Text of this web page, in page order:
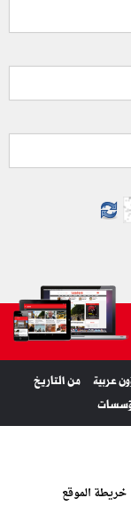
عربية
من التاريخ
خريطة الموقع